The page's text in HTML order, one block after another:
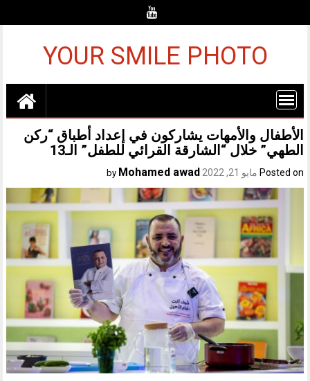
YOUR SMILE PHOTO
الأطفال والأمهات يشاركون في إعداد أطباق “ركن
الطهي” خلال “الشارقة القرائي للطفل” الـ13
Posted on مايو 21, 2022 Mohamed awad